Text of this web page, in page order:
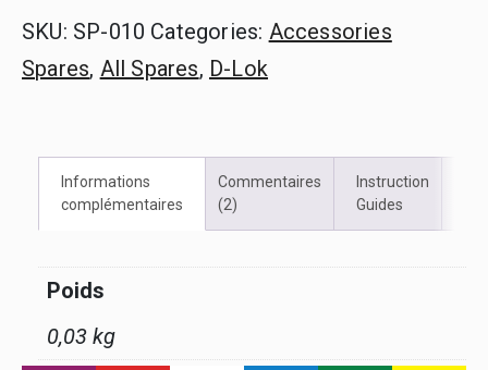
SKU: SP-010 Categories: Accessories
Spares, All Spares, D-Lok
Informations
complémentaires
Commentaires
(2)
Instruction
Guides
Poids
0,03 kg